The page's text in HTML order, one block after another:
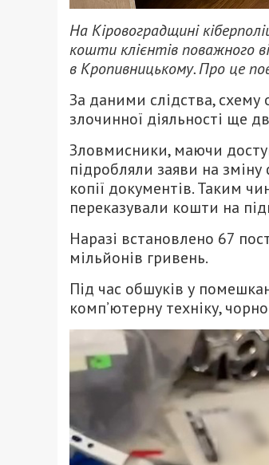
На Кіровоградщині
кошти клієнтів поважного
в Кропивницькому. Про це
За даними слідства,
злочинної діяльності ще
Зловмисники, маючи
підробляли заяви на
копії документів. Таким
переказували кошти на
Наразі встановлено 67
мільйонів гривень.
Під час обшуків у
комп’ютерну техніку,